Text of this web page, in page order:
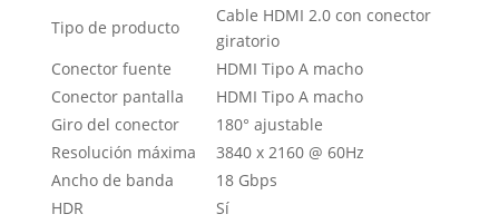
Tipo de producto
Cable HDMI 2.0 con conector
giratorio
Conector fuente
HDMI Tipo A macho
Conector pantalla
HDMI Tipo A macho
Giro del conector
180° ajustable
Resolución máxima
3840 x 2160 @ 60Hz
Ancho de banda
18 Gbps
HDR
Sí